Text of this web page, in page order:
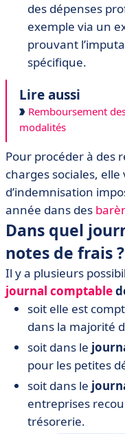
des dépenses
exemple via un
prouvant
spécifique.
Lire aussi
Remboursement
modalités
Pour procéder à des
charges sociales,
d’indemnisation
année dans des
Dans quel
notes de frais ?
Il y a plusieurs
journal comptable
soit elle est
dans la majorité
soit dans le
pour les petites
soit dans le
entreprises
trésorerie.